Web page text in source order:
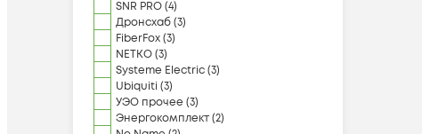
SNR PRO(4)
Дронсхаб(3)
FiberFox(3)
NETKO(3)
Systeme Electric(3)
Ubiquiti (3)
УЭО прочее (3)
Энергокомплект(2)